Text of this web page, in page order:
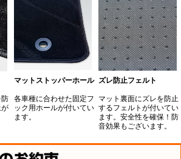
が
マットストッパーホール
各車種に合わせた固定フ
ック用ホールが付いてい
ます。
ズレ防止フェルト
マット裏面にズレを防止
するフェルトが付いてい
ます。安全性を確保！防
音効果もございます。